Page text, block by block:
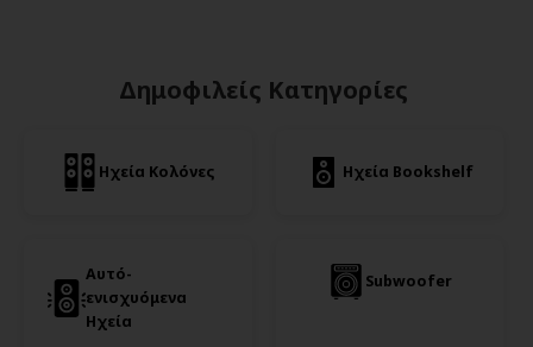
Δημοφιλείς Κατηγορίες
Ηχεία Κολόνες Ηχεία Bookshelf
Αυτό-
ενισχυόμενα
Ηχεία
Subwoofer